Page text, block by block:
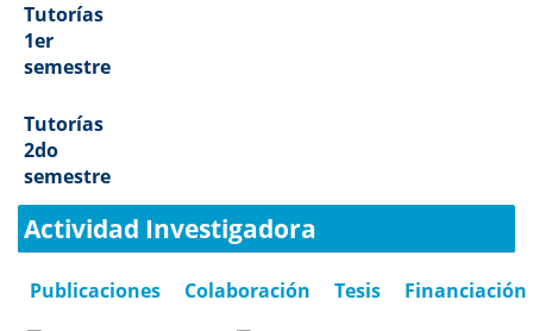
Tutorías
1er
semestre
Tutorías
2do
semestre
Actividad Investigadora
Publicaciones Colaboración Tesis Financiación